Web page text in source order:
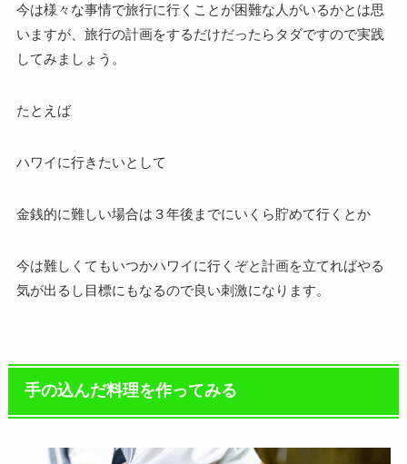
今は様々な事情で旅行に行くことが困難な人がいるかとは思
いますが、旅行の計画をするだけだったらタダですので実践
してみましょう。
たとえば
ハワイに行きたいとして
金銭的に難しい場合は３年後までにいくら貯めて行くとか
今は難しくてもいつかハワイに行くぞと計画を立てればやる
気が出るし目標にもなるので良い刺激になります。
手の込んだ料理を作ってみる